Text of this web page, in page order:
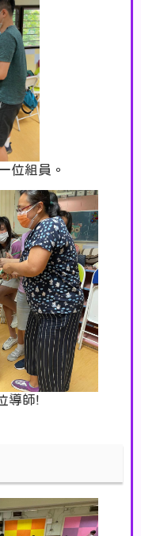
位組員。
導師!